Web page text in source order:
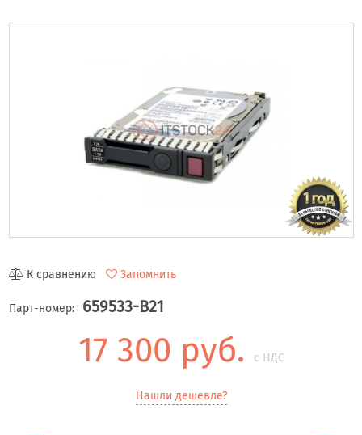
К сравнению Запомнить
Парт-номер: 659533-B21
17 300 руб. с НДС
Нашли дешевле?